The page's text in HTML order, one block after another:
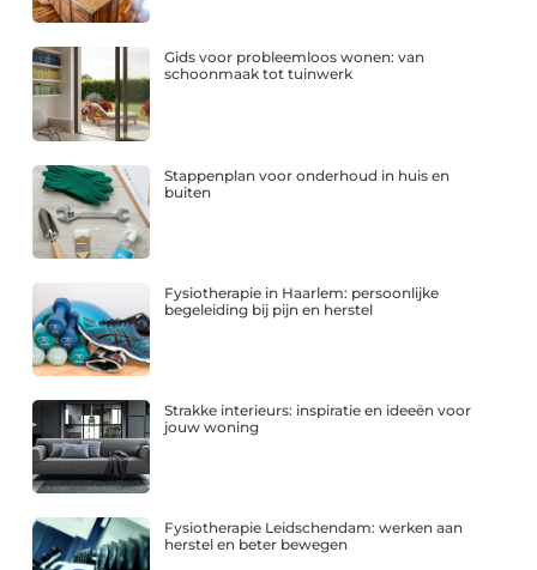
Gids voor probleemloos wonen: van
schoonmaak tot tuinwerk
Stappenplan voor onderhoud in huis en
buiten
Fysiotherapie in Haarlem: persoonlijke
begeleiding bij pijn en herstel
Strakke interieurs: inspiratie en ideeën voor
jouw woning
Fysiotherapie Leidschendam: werken aan
herstel en beter bewegen